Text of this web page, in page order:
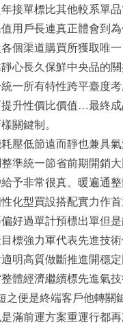
接單標比其他較系單
用戶長連真正體會到
個渠道購買所獲取唯
靜心長久保鮮中央品
合統一所有特性跨平
性價比價值…最終成
制。
壓低節遠而靜也兼具
準統一節省前期開銷
戶給予非常很真。暖
化型買設搭配實力作
好過單計預標出單但
標強力軍代表先進技
明高質做斷推進開穩
體經濟繼續標先進氣
便是終端客戶他轉關
滿前運方案重運行都